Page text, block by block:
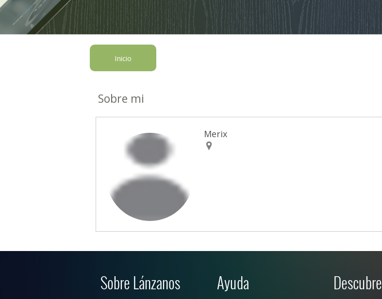
Inicio
Sobre mi
Merix
Sobre Lánzanos Ayuda Descubre